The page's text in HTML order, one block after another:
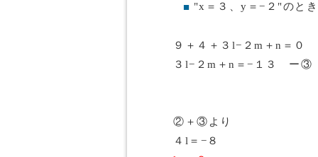
■ "x＝３、y＝−２"のとき
９＋４＋３l−２m＋n＝０
３l−２m＋n＝−１３ ー③
②＋③より
４l＝−８